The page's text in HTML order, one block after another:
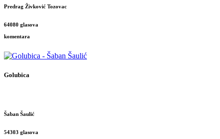
Predrag Živković Tozovac
64080 glasova
komentara
Golubica
Šaban Šaulić
54303 glasova